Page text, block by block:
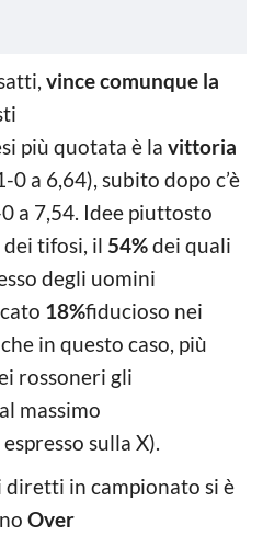
vince comunque la
più quotata è la vittoria
0 a 6,64), subito dopo c’è
a 7,54. Idee piuttosto
tifosi, il 54%dei quali
degli uomini
18%fiducioso nei
in questo caso, più
rossoneri gli
massimo
espresso sulla X).
in campionato si è
Over